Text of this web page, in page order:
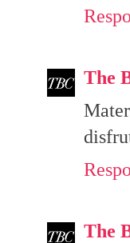
The
The